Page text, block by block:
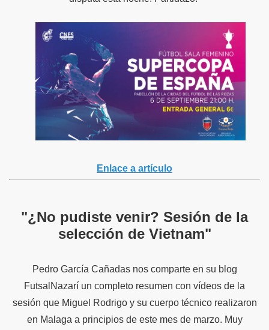
Enlace a artículo
"¿No pudiste venir? Sesión de la
selección de Vietnam"
Pedro García Cañadas nos comparte en su blog
FutsalNazarí un completo resumen con vídeos de la
sesión que Miguel Rodrigo y su cuerpo técnico realizaron
en Malaga a principios de este mes de marzo. Muy